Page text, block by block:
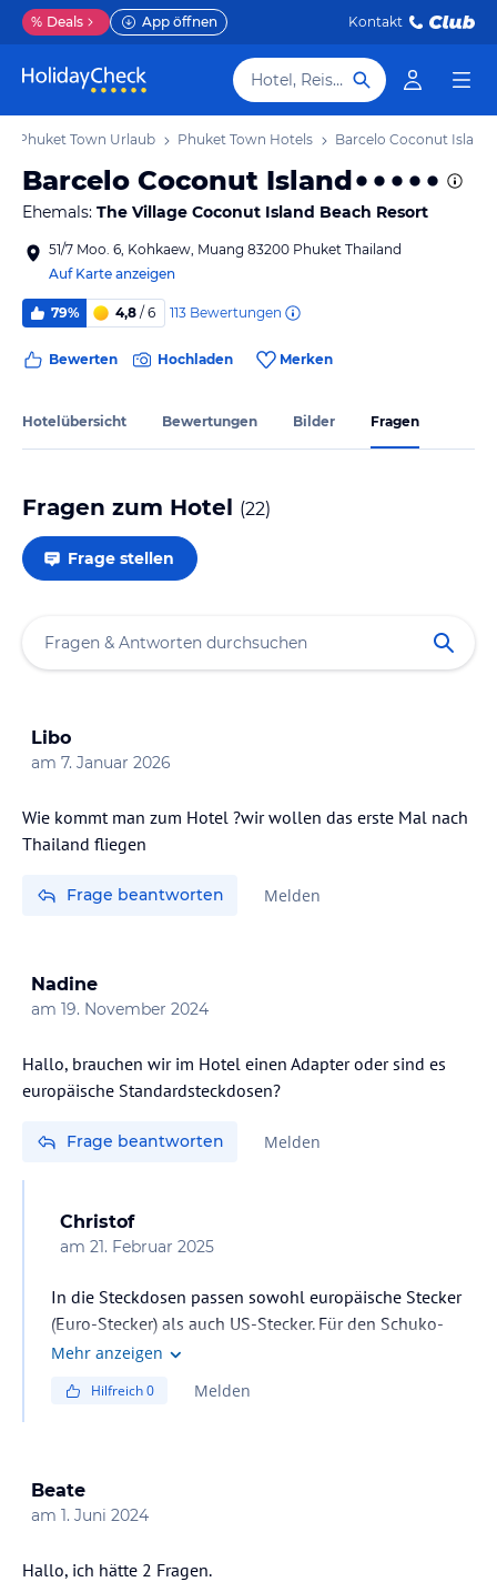
% Deals App öffnen Kontakt
Hotel, Reiseziel
Phuket Town Urlaub Phuket Town Hotels Barcelo Coconut Island
Barcelo Coconut Island
Ehemals: The Village Coconut Island Beach Resort
51/7 Moo. 6, Kohkaew, Muang 83200 Phuket Thailand
Auf Karte anzeigen
79% 4,8 / 6 113 Bewertungen
Bewerten Hochladen Merken
Hotelübersicht Bewertungen Bilder Fragen
Fragen zum Hotel (22)
Frage stellen
Libo
am 7. Januar 2026
Wie kommt man zum Hotel ?wir wollen das erste Mal nach
Thailand fliegen
Frage beantworten Melden
Nadine
am 19. November 2024
Hallo, brauchen wir im Hotel einen Adapter oder sind es
europäische Standardsteckdosen?
Frage beantworten Melden
Christof
am 21. Februar 2025
In die Steckdosen passen sowohl europäische Stecker
(Euro-Stecker) als auch US-Stecker. Für den Schuko-
Stecker würde ich einen Adapter mitnehmen.
Mehr anzeigen
Hilfreich0 Melden
Beate
am 1. Juni 2024
Hallo, ich hätte 2 Fragen.